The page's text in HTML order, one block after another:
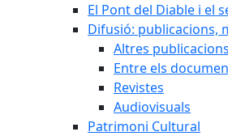
El Pont del Diable i el
Difusió: publicacions,
Altres
Entre els
Revistes
Audiovisuals
Patrimoni Cultural